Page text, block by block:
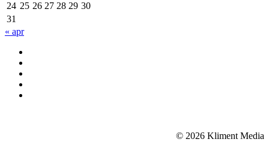
24 25 26 27 28 29 30
31
« apr
© 2026 Kliment Media